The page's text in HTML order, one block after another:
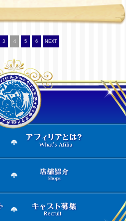
3 4 5 6 NEXT